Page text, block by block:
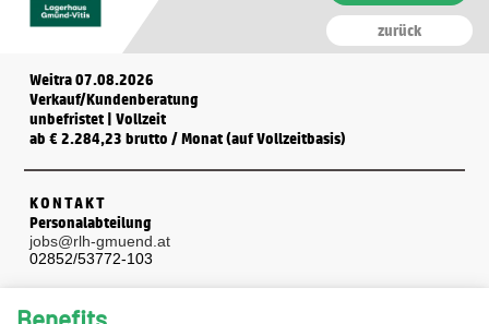
zurück
Weitra 07.08.2026
Verkauf/Kundenberatung
unbefristet | Vollzeit
ab € 2.284,23 brutto / Monat (auf Vollzeitbasis)
KONTAKT
Personalabteilung
jobs@rlh-gmuend.at
02852/53772-103